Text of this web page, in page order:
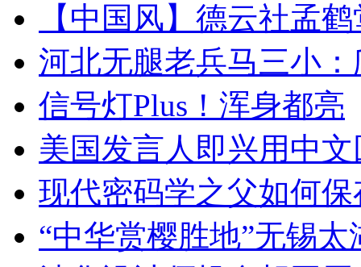
【中国风】德云社孟
河北无腿老兵马三小
信号灯Plus！浑身都亮
美国发言人即兴用中
现代密码学之父如何
“中华赏樱胜地”无锡